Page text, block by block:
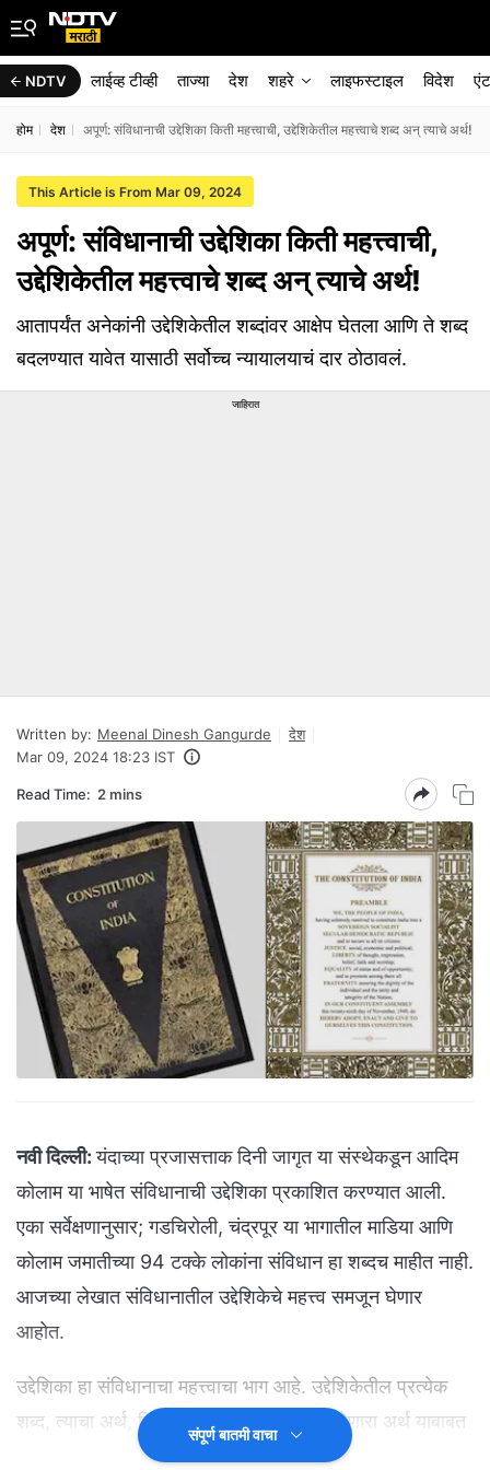
NDTV लाईव्ह टीव्ही ताज्या देश शहरे लाइफस्टाइल विदेश
होम देश अपूर्ण: संविधानाची उद्देशिका किती महत्त्वाची, उद्देशिकेतील महत्त्वाचे शब्द अन् त्याचे अर्थ!
This Article is From Mar 09, 2024
अपूर्ण: संविधानाची उद्देशिका किती महत्त्वाची,
उद्देशिकेतील महत्त्वाचे शब्द अन् त्याचे अर्थ!
आतापर्यंत अनेकांनी उद्देशिकेतील शब्दांवर आक्षेप घेतला आणि ते शब्द
बदलण्यात यावेत यासाठी सर्वोच्च न्यायालयाचं दार ठोठावलं.
जाहिरात
Written by: Meenal Dinesh Gangurde
देश
Mar 09, 2024 18:23 IST
Read Time: 2 mins
नवी दिल्ली: यंदाच्या प्रजासत्ताक दिनी जागृत या संस्थेकडून आदिम
कोलाम या भाषेत संविधानाची उद्देशिका प्रकाशित करण्यात आली.
एका सर्वेक्षणानुसार; गडचिरोली, चंद्रपूर या भागातील माडिया आणि
कोलाम जमातीच्या 94 टक्के लोकांना संविधान हा शब्दच माहीत नाही.
आजच्या लेखात संविधानातील उद्देशिकेचे महत्त्व समजून घेणार
आहोत.
उद्देशिका हा संविधानाचा महत्त्वाचा भाग आहे. उद्देशिकेतील प्रत्येक
शब्द, त्याचा अर्थ, विविध छटा, शब्दातून प्रतित होणारा अर्थ याबाबत
संविधान सभेत काळजीपूर्वक मांडणी करण्यात आली होती. त्यामुळे
संपूर्ण बातमी वाचा